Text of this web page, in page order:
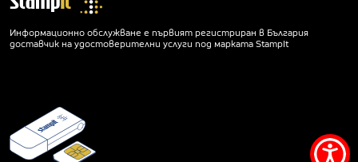
Информационно обслужване е първият регистриран в България
доставчик на удостоверителни услуги под марката StampIt